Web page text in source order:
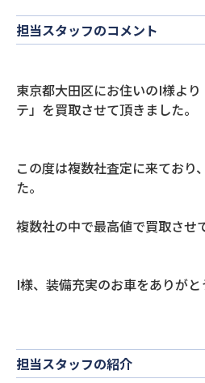
担当スタッフのコメント
東京都大田区にお住いのI様よ
テ」を買取させて頂きました。
この度は複数社査定に来ており
た。
複数社の中で最高値で買取させ
I様、装備充実のお車をありがと
担当スタッフの紹介